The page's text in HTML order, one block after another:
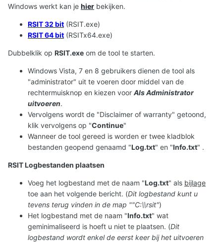
Windows werkt kan je hier bekijken.
RSIT 32 bit (RSIT.exe)
RSIT 64 bit (RSITx64.exe)
Dubbelklik op RSIT.exe om de tool te starten.
Windows Vista, 7 en 8 gebruikers dienen de tool als
"administrator" uit te voeren door middel van de
rechtermuisknop en kiezen voor Als Administrator
uitvoeren.
Vervolgens wordt de "Disclaimer of warranty" getoond,
klik vervolgens op "Continue"
Wanneer de tool gereed is worden er twee kladblok
bestanden geopend genaamd "Log.txt" en "Info.txt" .
RSIT Logbestanden plaatsen
Voeg het logbestand met de naam "Log.txt" als bijlage
toe aan het volgende bericht. (Dit logbestand kunt u
tevens terug vinden in de map ""C:\\rsit")
Het logbestand met de naam "Info.txt" wat
geminimaliseerd is hoeft u niet te plaatsen. (Dit
logbestand wordt enkel de eerst keer bij het uitvoeren